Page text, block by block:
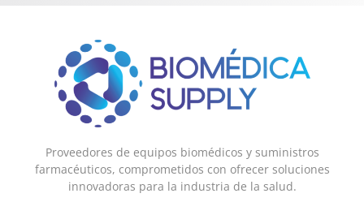
Proveedores de equipos biomédicos y suministros
farmacéuticos, comprometidos con ofrecer soluciones
innovadoras para la industria de la salud.